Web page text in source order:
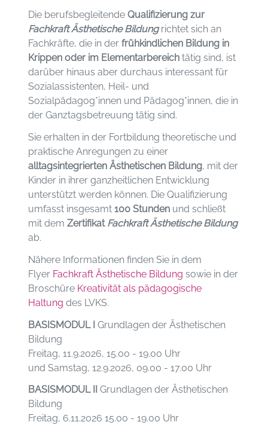
Die berufsbegleitendeQualifizierung zur
Fachkraft Ästhetische Bildungrichtet sich an
Fachkräfte, die in derfrühkindlichen Bildung in
Krippen oder im Elementarbereich tätig sind, ist
darüber hinaus aber durchaus interessant für
Sozialassistenten, Heil- und
Sozialpädagog*innen und Pädagog*innen, die in
der Ganztagsbetreuung tätig sind.
Sie erhalten in der Fortbildung theoretische und
praktische Anregungen zu einer
alltagsintegrierten Ästhetischen Bildung, mit der
Kinder in ihrer ganzheitlichen Entwicklung
unterstützt werden können. Die Qualifizierung
umfasst insgesamt100 Stunden und schließt
mit demZertifikat Fachkraft Ästhetische Bildung
ab.
Nähere Informationen finden Sie in dem
Flyer Fachkraft Ästhetische Bildung sowie in der
Broschüre Kreativität als pädagogische
Haltung des LVKS.
BASISMODUL I Grundlagen der Ästhetischen
Bildung
Freitag, 11.9.2026, 15.00 - 19.00 Uhr
und Samstag, 12.9.2026, 09.00 - 17.00 Uhr
BASISMODUL II
Grundlagen der Ästhetischen
Bildung
Freitag, 6.11.2026 15.00 - 19.00 Uhr